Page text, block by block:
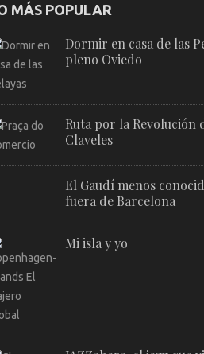
MÁS POPULAR
Dormir en casa de las
pleno Oviedo
Ruta por la Revolución
Claveles
El Gaudí menos
fuera de Barcelona
Mi isla y yo